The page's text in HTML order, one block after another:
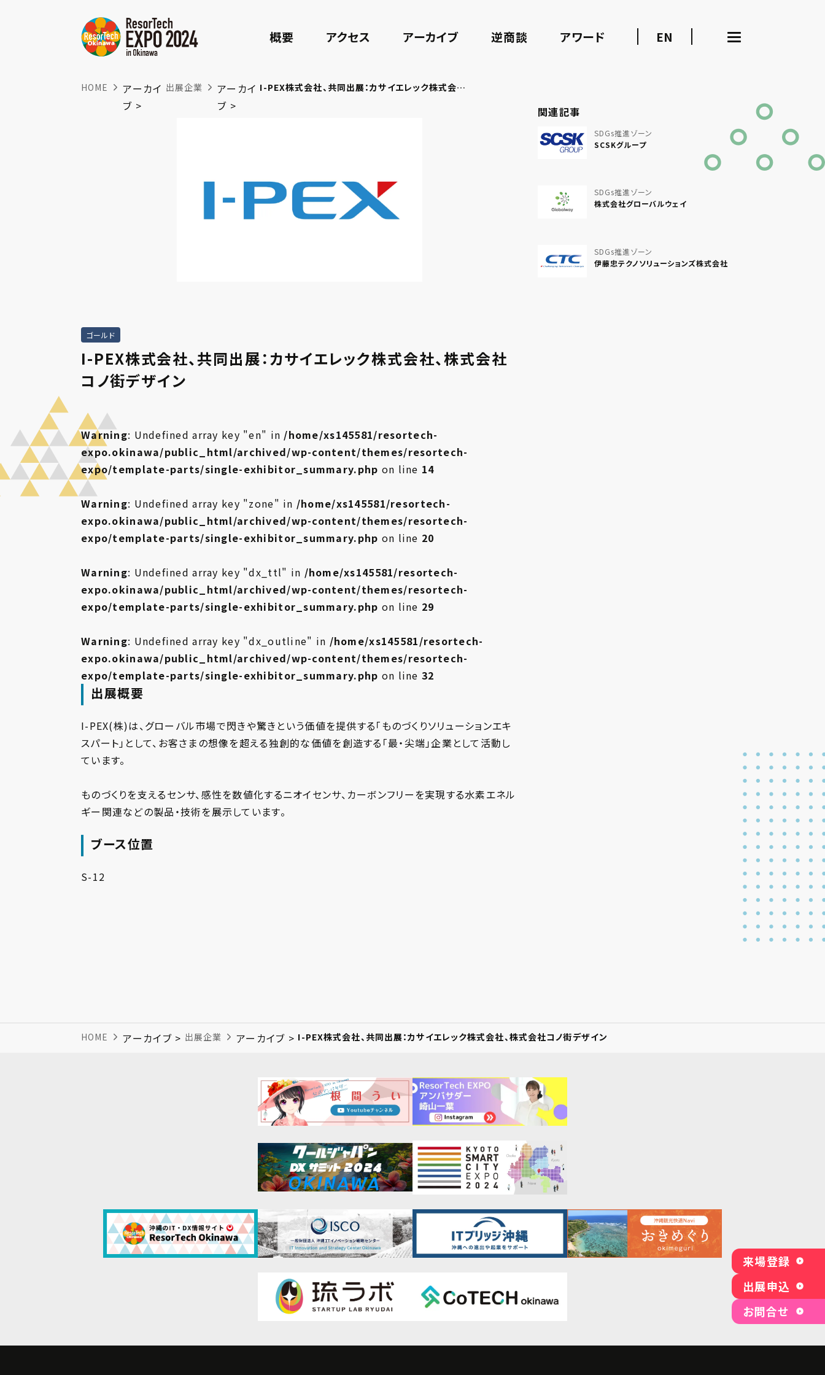
概要 アクセス アーカイブ 逆商談 アワード EN
来場登録
出展申込
お問合せ
HOME
アーカイ
ブ >
出展企業
アーカイ
ブ >
I-PEX株式会社、共同出展：カサイエレック株式会社、株式会社コノ街デザイン
ゴールド
I-PEX株式会社、共同出展：カサイエレック株式会社、株式会社
コノ街デザイン
関連記事
SDGs推進ゾーン
SCSKグループ
SDGs推進ゾーン
株式会社グローバルウェイ
SDGs推進ゾーン
伊藤忠テクノソリューションズ株式会社
Warning: Undefined array key "en" in /home/xs145581/resortech-
expo.okinawa/public_html/archived/wp-content/themes/resortech-
expo/template-parts/single-exhibitor_summary.php on line 14
Warning: Undefined array key "zone" in /home/xs145581/resortech-
expo.okinawa/public_html/archived/wp-content/themes/resortech-
expo/template-parts/single-exhibitor_summary.php on line 20
Warning: Undefined array key "dx_ttl" in /home/xs145581/resortech-
expo.okinawa/public_html/archived/wp-content/themes/resortech-
expo/template-parts/single-exhibitor_summary.php on line 29
Warning: Undefined array key "dx_outline" in /home/xs145581/resortech-
expo.okinawa/public_html/archived/wp-content/themes/resortech-
expo/template-parts/single-exhibitor_summary.php on line 32
出展概要
I-PEX(株)は、グローバル市場で閃きや驚きという価値を提供する「ものづくりソリューションエキ
スパート」として、お客さまの想像を超える独創的な価値を創造する「最・尖端」企業として活動し
ています。
ものづくりを支えるセンサ、感性を数値化するニオイセンサ、カーボンフリーを実現する水素エネル
ギー関連などの製品・技術を展示しています。
ブース位置
S-12
HOME アーカイブ > 出展企業 アーカイブ > I-PEX株式会社、共同出展：カサイエレック株式会社、株式会社コノ街デザイン